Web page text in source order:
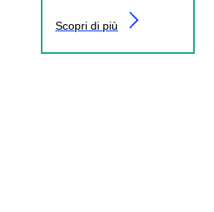
Scopri di più